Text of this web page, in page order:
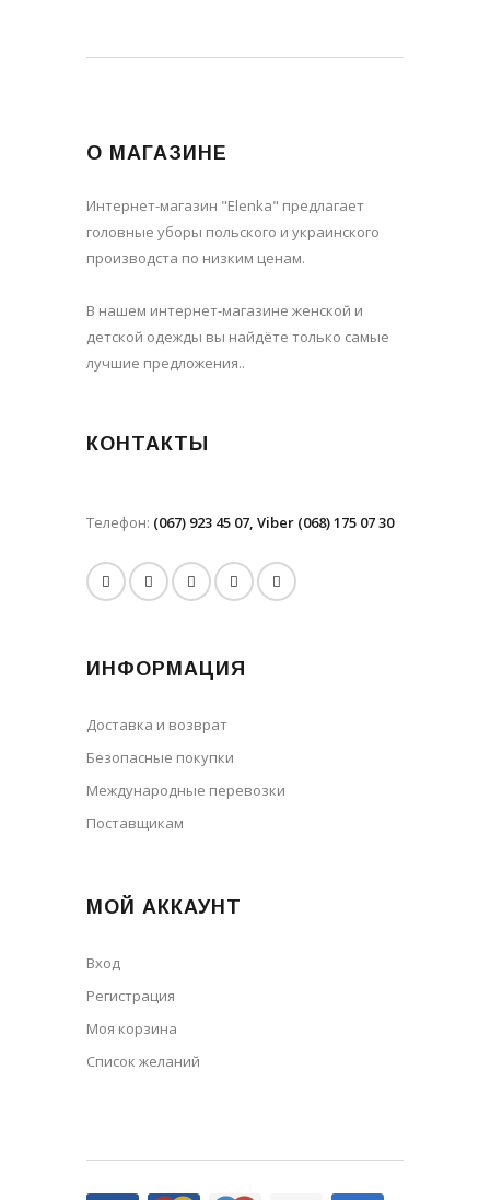
О МАГАЗИНЕ
Интернет-магазин "Elenka" предлагает
головные уборы польского и украинского
производста по низким ценам.
В нашем интернет-магазине женской и
детской одежды вы найдёте только самые
лучшие предложения..
КОНТАКТЫ
Телефон: (067) 923 45 07, Viber (068) 175 07 30
ИНФОРМАЦИЯ
Доставка и возврат
Безопасные покупки
Международные перевозки
Поставщикам
МОЙ АККАУНТ
Вход
Регистрация
Моя корзина
Cписок желаний